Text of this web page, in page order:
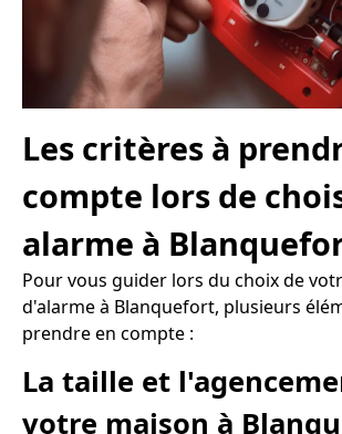
Les critères à
compte lors de
alarme à
Pour vous guider lors du choix de
d'alarme à Blanquefort, plusieurs
prendre en compte :
La taille et
votre maison à